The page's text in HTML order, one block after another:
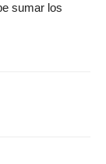
sumar los